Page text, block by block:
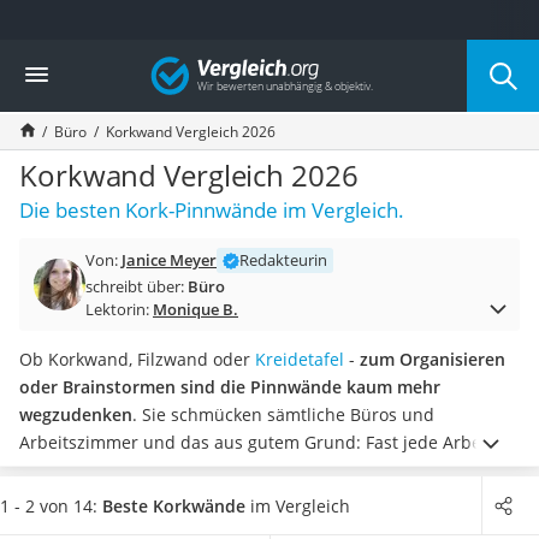
Die beliebtesten Vergleiche nach Kategorie
Wohnen
Matratzen-Topper
Matratzen
Konferenzlautsprecher
Tageslichtlampe
Badlüfter
Bürohocker
Außenleuchte mit Kamera
Akku-Tischlampe
Konferenzmikrofon
Klappmatratze
Duschkopf mit Kalkfilter
Aktenvernichter Sicherheitsstufe 4
Bettgitter
Vergleich
Büro Korkwand Vergleich 2026
Korkwand Vergleich 2026
Die besten Kork-Pinnwände im Vergleich.
Von: Janice Meyer
Redakteurin
schreibt über: Büro
Lektorin: Monique B.
Ob Korkwand, Filzwand oder Kreidetafel - zum Organisieren
oder Brainstormen sind die Pinnwände kaum mehr
wegzudenken. Sie schmücken sämtliche Büros und
Arbeitszimmer und das aus gutem Grund: Fast jede Arbeit
wird maßgeblich vereinfacht und übersichtlicher. Wählen Sie
jetzt aus unserer Tabelle eine Korkwand aus, die sich gut in
1 - 2 von 14: Beste Korkwände im Vergleich